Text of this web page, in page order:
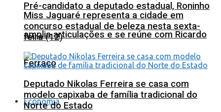
Pré-candidato a deputado estadual, Roninho
amplia articulações e se reúne com Ricardo
Ferraço
Economia
Miss Jaguaré representa a cidade em
concurso estadual de beleza nesta sexta-
feira (12)
Deputado Nikolas Ferreira se casa com
modelo capixaba de família tradicional do
Norte do Estado